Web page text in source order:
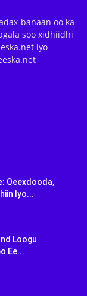
banaan oo ka
soo xidhiidhi
iyo
Qeexdooda,
Iyo...
Loogu
Ee...